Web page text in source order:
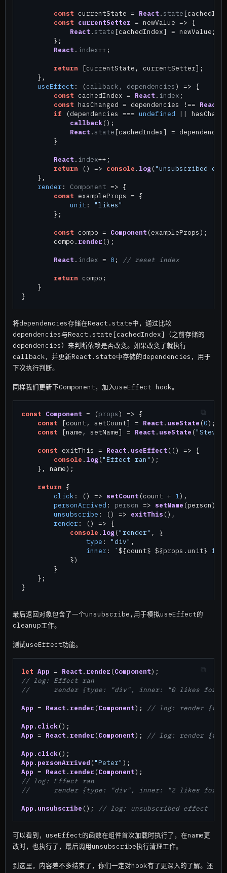
const currentState = React .state
const
currentSetter = newValue => {
React .state[cachedIndex] = newValue;
        };
React . index++;
return [currentState, currentSetter];
    },
useEffect : (callback, dependencies) => {
const cachedIndex = React . index ;
const hasChanged = dependencies !== React
if (dependencies === undefined ||
callback();
React .state[cachedIndex] =
        }
React . index++;
return
() => console . log("unsubscribed
    },
render: Component => {
const exampleProps = {
unit : "likes"
        };
const compo = Component (exampleProps);
        compo.
render ();
React . index = 0 ; // reset index
return compo;
    }
将dependencies存储在React.state中，通过比较
dependencies与React.state[cachedIndex]（之前存储的
dependencies）来判断依赖是否改变。如果改变了就执行
callback，并更新React.state中存储的dependencies，用于
下次执行判断。
同样我们更新下Component，加入useEffect hook。
const Component = (props) => {
const [count, setCount] = React . useState (0);
const [name, setName] = React . useState ("Steve"
const exitThis = React . useEffect ( () => {
console . log("Effect ran" );
    }, name);
return {
click : () => setCount (count + 1),
personArrived : person => setName (person),
unsubscribe : () => exitThis (),
render: () => {
console . log("render" , {
type : "div" ,
inner: `${count} ${props.unit}
            })
        }
    };
最后返回对象包含了一个unsubscribe,用于模拟useEffect的
cleanup工作。
测试useEffect功能。
let App = React . render (Component
// log: Effect ran
//  	render {type: "div", inner: "0 likes for
App = React . render (Component); // log: render
App . click
App = React . render (Component); // log: render
App . click
App . personArrived ("Peter"
App = React . render (Component
// log: Effect ran
//  	render {type: "div", inner: "2 likes for
App . unsubscribe (); // log: unsubscribed effect
可以看到，useEffect的函数在组件首次加载时执行了，在name更
改时，也执行了，最后调用unsubscribe执行清理工作。
到这里，内容差不多结束了，你们一定对hook有了更深入的了解。还